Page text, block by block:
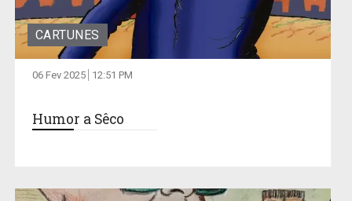
CARTUNES
06 Fev 2025 12:51 PM
Humor a Sêco